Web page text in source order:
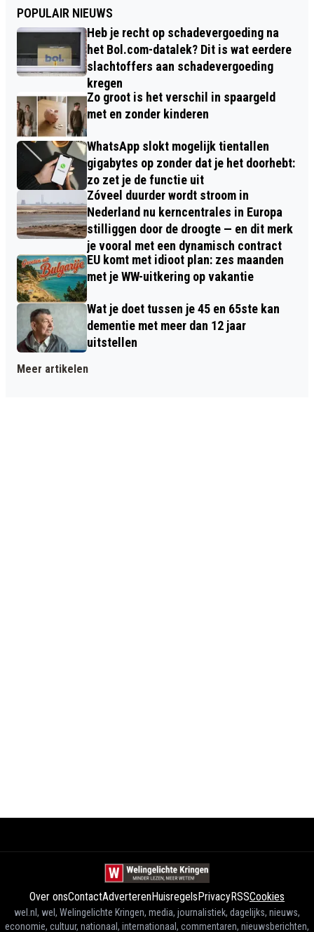
POPULAIR NIEUWS
Heb je recht op schadevergoeding na
het Bol.com-datalek? Dit is wat eerdere
slachtoffers aan schadevergoeding
kregen
Zo groot is het verschil in spaargeld
met en zonder kinderen
WhatsApp slokt mogelijk tientallen
gigabytes op zonder dat je het doorhebt:
zo zet je de functie uit
Zóveel duurder wordt stroom in
Nederland nu kerncentrales in Europa
stilliggen door de droogte — en dit merk
je vooral met een dynamisch contract
EU komt met idioot plan: zes maanden
met je WW-uitkering op vakantie
Wat je doet tussen je 45 en 65ste kan
dementie met meer dan 12 jaar
uitstellen
Meer artikelen
Over onsContactAdverterenHuisregelsPrivacyRSSCookies
wel.nl, wel, Welingelichte Kringen, media, journalistiek, dagelijks, nieuws,
economie, cultuur, nationaal, internationaal, commentaren, nieuwsberichten,